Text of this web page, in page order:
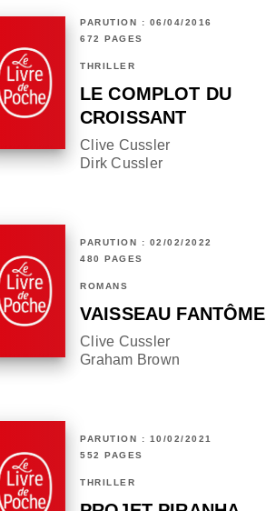
PARUTION : 06/04/2016
672 PAGES
THRILLER
LE COMPLOT DU
CROISSANT
Clive Cussler
Dirk Cussler
PARUTION : 02/02/2022
480 PAGES
ROMANS
VAISSEAU FANTÔME
Clive Cussler
Graham Brown
PARUTION : 10/02/2021
552 PAGES
THRILLER